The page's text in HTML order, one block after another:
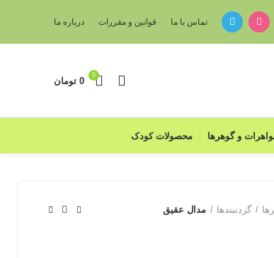
تماس با ما قوانین و مقررات درباره ما
0
0 تومان
و گوهرها محصولات کودک
گردنبند‌‌ها مدال عقیق